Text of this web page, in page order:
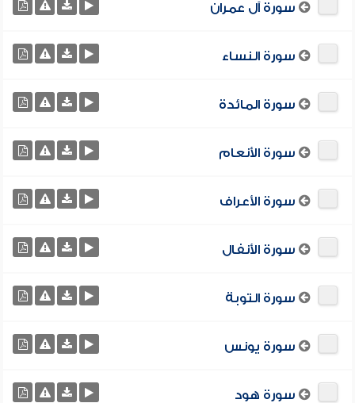
سورة آل عمران
سورة النساء
سورة المائدة
سورة الأنعام
سورة الأعراف
سورة الأنفال
سورة التوبة
سورة يونس
سورة هود